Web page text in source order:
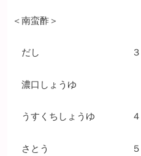
＜南蛮酢＞
だし ３０
濃口しょうゆ
うすくちしょうゆ ４
さとう ５